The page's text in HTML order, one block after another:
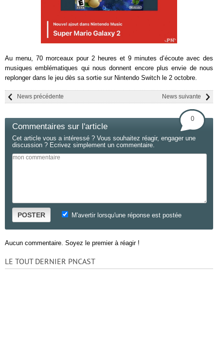
Au menu, 70 morceaux pour 2 heures et 9 minutes d’écoute avec des
musiques emblématiques qui nous donnent encore plus envie de nous
replonger dans le jeu dès sa sortie sur Nintendo Switch le 2 octobre.
News suivante
News précédente
Commentaires sur l'article
0
Cet article vous a intéressé ? Vous souhaitez réagir, engager une
discussion ? Ecrivez simplement un commentaire.
POSTER M'avertir lorsqu'une réponse est postée
Aucun commentaire. Soyez le premier à réagir !
LE TOUT DERNIER PNCAST